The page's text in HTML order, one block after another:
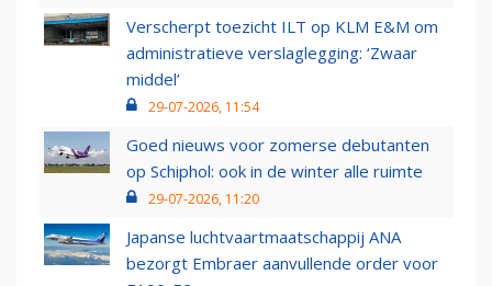
Verscherpt toezicht ILT op KLM E&M om
administratieve verslaglegging: ‘Zwaar
middel’
29-07-2026, 11:54
Goed nieuws voor zomerse debutanten
op Schiphol: ook in de winter alle ruimte
29-07-2026, 11:20
Japanse luchtvaartmaatschappij ANA
bezorgt Embraer aanvullende order voor